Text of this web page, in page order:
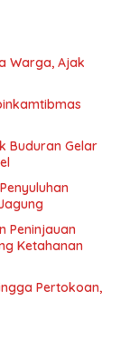
Warga, Ajak
Buduran Gelar
Peninjauan
Ketahanan
Pertokoan,